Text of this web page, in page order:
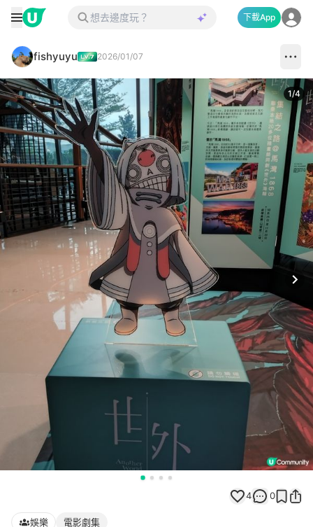
下載App
fishyuyu 2026/01/07
1/4
4 0
娛樂 電影劇集